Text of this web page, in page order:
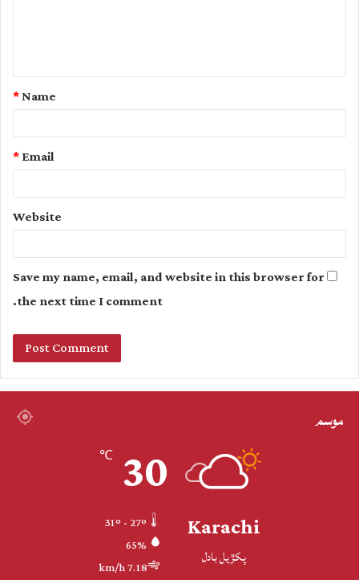
t
Name
*
Email
*
Website
Save my name, email, and website in this browser for
the next time I comment.
موسم
Karachi
پکڙيل بادل
30
℃
65%
7.18 km/h